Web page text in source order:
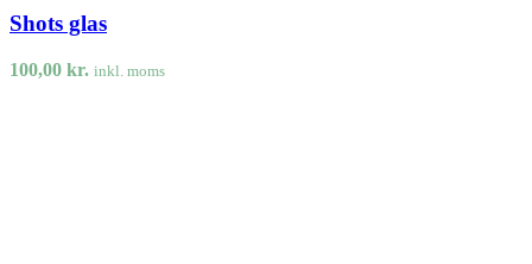
Shots glas
100,00 kr. inkl. moms